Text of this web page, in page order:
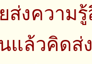
ส่งความ
แล้วคิดส่